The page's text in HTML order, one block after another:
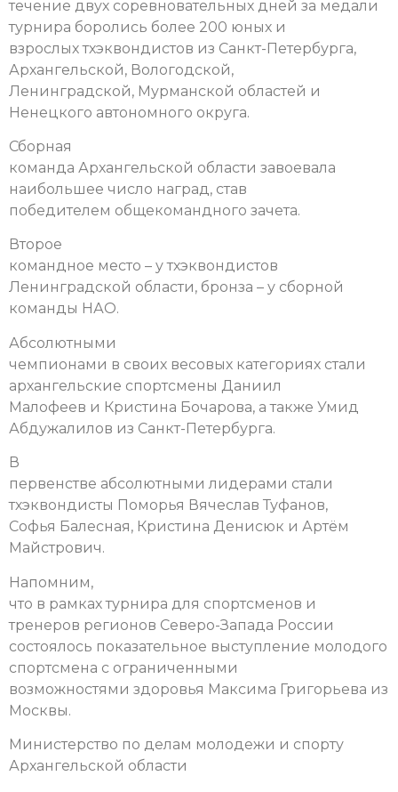
течение двух соревновательных дней за медали
турнира боролись более 200 юных и
взрослых тхэквондистов из Санкт-Петербурга,
Архангельской, Вологодской,
Ленинградской, Мурманской областей и
Ненецкого автономного округа.
Сборная
команда Архангельской области завоевала
наибольшее число наград, став
победителем общекомандного зачета.
Второе
командное место – у тхэквондистов
Ленинградской области, бронза – у сборной
команды НАО.
Абсолютными
чемпионами в своих весовых категориях стали
архангельские спортсмены Даниил
Малофеев и Кристина Бочарова, а также Умид
Абдужалилов из Санкт-Петербурга.
В
первенстве абсолютными лидерами стали
тхэквондисты Поморья Вячеслав Туфанов,
Софья Балесная, Кристина Денисюк и Артём
Майстрович.
Напомним,
что в рамках турнира для спортсменов и
тренеров регионов Северо-Запада России
состоялось показательное выступление молодого
спортсмена с ограниченными
возможностями здоровья Максима Григорьева из
Москвы.
Министерство по делам молодежи и спорту
Архангельской области